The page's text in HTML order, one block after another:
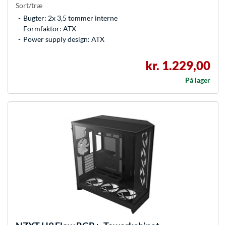
Sort/træ
Bugter: 2x 3,5 tommer interne
Formfaktor: ATX
Power supply design: ATX
kr. 1.229,00
På lager